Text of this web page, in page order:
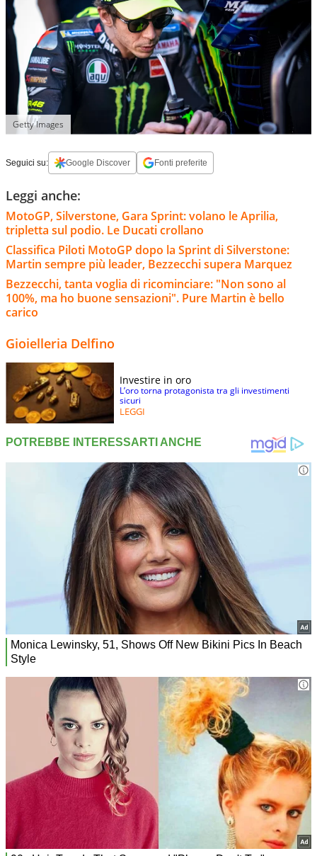
Getty Images
Seguici su: Google Discover Fonti preferite
Leggi anche:
MotoGP, Silverstone, Gara Sprint: volano le Aprilia,
tripletta sul podio. Le Ducati crollano
Classifica Piloti MotoGP dopo la Sprint di Silverstone:
Martin sempre più leader, Bezzecchi supera Marquez
Bezzecchi, tanta voglia di ricominciare: "Non sono al
100%, ma ho buone sensazioni". Pure Martin è bello
carico
Gioielleria Delfino
Investire in oro
L’oro torna protagonista tra gli investimenti
sicuri
LEGGI